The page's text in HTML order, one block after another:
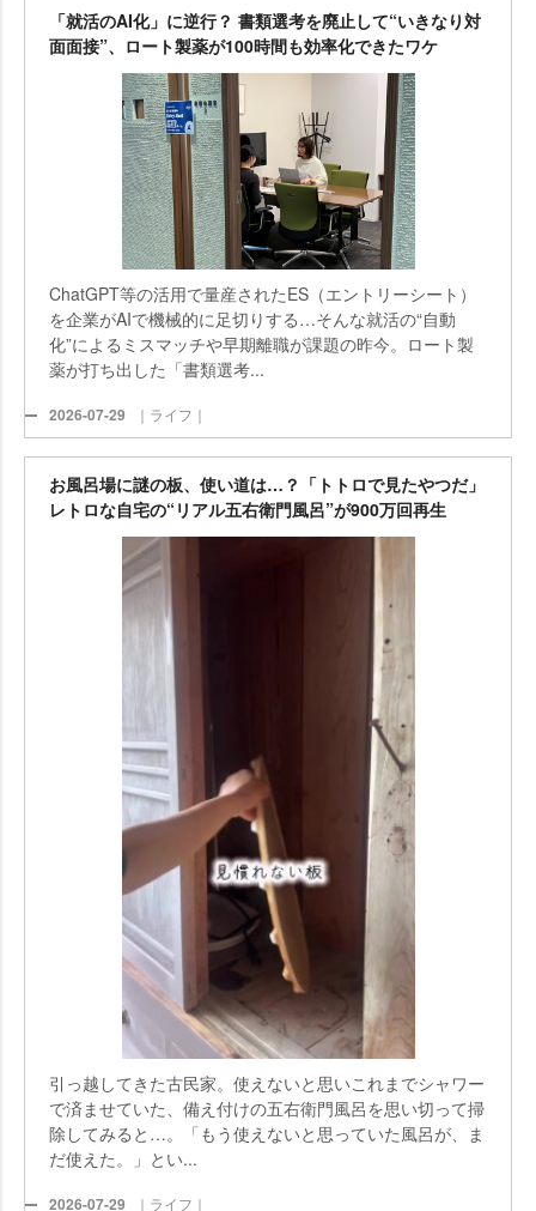
「就活のAI化」に逆行？ 書類選考を廃止して“いきなり対
面面接”、ロート製薬が100時間も効率化できたワケ
ChatGPT等の活用で量産されたES（エントリーシート）
を企業がAIで機械的に足切りする…そんな就活の“自動
化”によるミスマッチや早期離職が課題の昨今。ロート製
薬が打ち出した「書類選考...
2026-07-29 ｜ライフ｜
お風呂場に謎の板、使い道は…？「トトロで見たやつだ」
レトロな自宅の“リアル五右衛門風呂”が900万回再生
引っ越してきた古民家。使えないと思いこれまでシャワー
で済ませていた、備え付けの五右衛門風呂を思い切って掃
除してみると…。「もう使えないと思っていた風呂が、ま
だ使えた。」とい...
2026-07-29 ｜ライフ｜